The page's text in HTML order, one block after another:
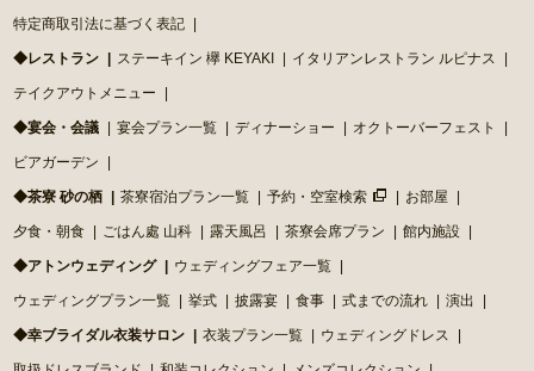
特定商取引法に基づく表記
◆レストラン ステーキイン 欅 KEYAKI イタリアンレストラン ルピナス
テイクアウトメニュー
◆宴会・会議 宴会プラン一覧 ディナーショー オクトーバーフェスト
ビアガーデン
◆茶寮 砂の栖 茶寮宿泊プラン一覧 予約・空室検索 お部屋
夕食・朝食 ごはん處 山科 露天風呂 茶寮会席プラン 館内施設
◆アトンウェディング ウェディングフェア一覧
ウェディングプラン一覧 挙式 披露宴 食事 式までの流れ 演出
◆幸ブライダル衣装サロン 衣装プラン一覧 ウェディングドレス